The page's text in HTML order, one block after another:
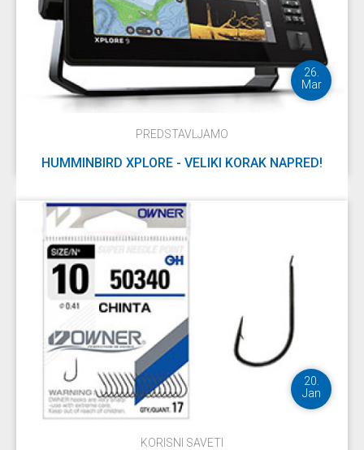
26.
Mar
PREDSTAVLJAMO
HUMMINBIRD XPLORE - VELIKI KORAK NAPRED!
DETALJNIJE
20.
Jan
KORISNI SAVETI